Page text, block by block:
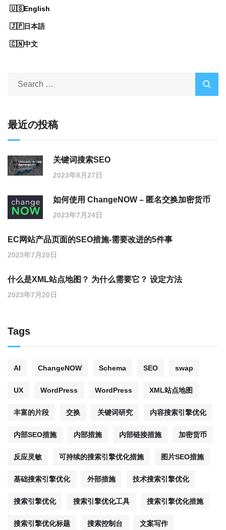
English
日本語
中文
最近の投稿
关键词搜索SEO
2023年8月27日
如何使用 ChangeNOW – 匿名交换加密货币
2023年7月24日
EC网站产品页面的SEO措施-需要改进的5件事
2023年7月20日
什么是XML站点地图？ 为什么需要它？ 设定方法
2023年7月20日
Tags
AI ChangeNOW Schema SEO swap
UX WordPress WordPress XML站点地图
丰富的片段 交换 关键词研究 内容搜索引擎优化
内部SEO措施 内部措施 内部链接措施 加密货币
反应灵敏 可持续的搜索引擎优化措施 图片SEO措施
基础搜索引擎优化 外部措施 技术搜索引擎优化
搜索引擎优化 搜索引擎优化工具 搜索引擎优化措施
搜索引擎优化标题 搜索控制台 文案写作